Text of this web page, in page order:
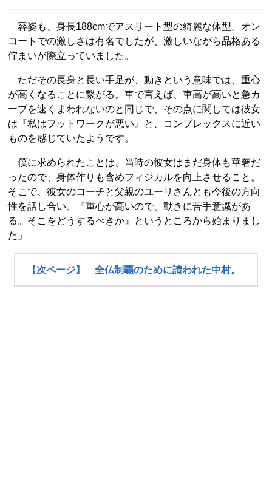
容姿も、身長188cmでアスリート型の綺麗な体型。オン
コートでの激しさは有名でしたが、激しいながら品格ある
佇まいが際立っていました。
ただその長身と長い手足が、動きという意味では、重心
が高くなることに繋がる。車で言えば、車高が高いと急カ
ーブを速くまわれないのと同じで、その点に関しては彼女
は『私はフットワークが悪い』と、コンプレックスに近い
ものを感じていたようです。
僕に求められたことは、当時の彼女はまだ身体も華奢だ
ったので、身体作りも含めフィジカルを向上させること。
そこで、彼女のコーチと父親のユーリさんとも今後の方向
性を話し合い、『重心が高いので、動きに苦手意識があ
る。そこをどうするべきか』というところから始まりまし
た」
【次ページ】 全仏制覇のために請われた中村。